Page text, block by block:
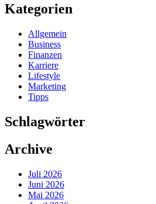
Kategorien
Allgemein
Business
Finanzen
Karriere
Lifestyle
Marketing
Tipps
Schlagwörter
Archive
Juli 2026
Juni 2026
Mai 2026